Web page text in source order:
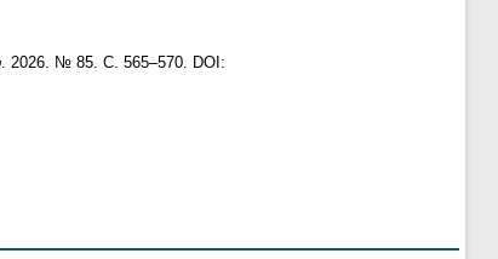
. 2026. № 85. С. 565–570. DOI: